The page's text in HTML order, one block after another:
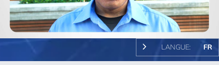
Video
LANGUE: FR